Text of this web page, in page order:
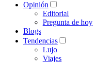
Opinión
Editorial
Pregunta de hoy
Blogs
Tendencias
Lujo
Viajes